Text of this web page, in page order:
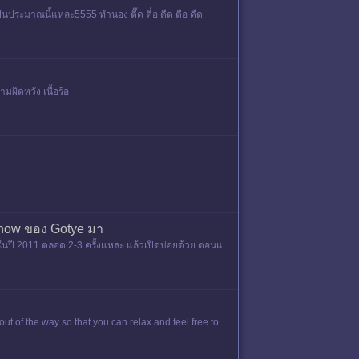
นประมาณนี้แหละ5555 ทำนอง ตื๊ด ตื่อ ดืด ตือ ดืด
มผิดหวัง เนื้อร้อ
ของ Gotye มา
นปี 2011 ตลอด 2-3 ครั้งแหละ แล้วเปิดบ่อยด้วย ตอนแ
of the way so that you can relax and feel free to